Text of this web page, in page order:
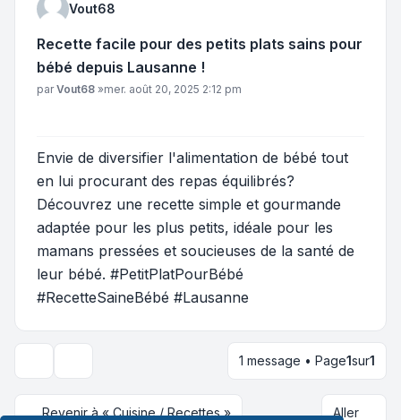
Vout68
Recette facile pour des petits plats sains pour
bébé depuis Lausanne !
Message
parVout68 »mer. août 20, 2025 2:12 pm
Envie de diversifier l'alimentation de bébé tout
en lui procurant des repas équilibrés?
Découvrez une recette simple et gourmande
adaptée pour les plus petits, idéale pour les
mamans pressées et soucieuses de la santé de
leur bébé. #PetitPlatPourBébé
#RecetteSaineBébé #Lausanne
1 message • Page1sur1
Revenir à « Cuisine / Recettes » Aller